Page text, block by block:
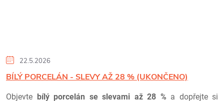
22.5.2026
BÍLÝ PORCELÁN - SLEVY AŽ 28 % (UKONČENO)
Objevte bílý porcelán se slevami až 28 % a dopřejte si